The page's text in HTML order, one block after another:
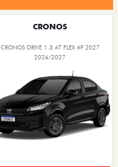
CRONOS
CRONOS DRIVE 1.3 AT FLEX 4P 2027
2026/2027